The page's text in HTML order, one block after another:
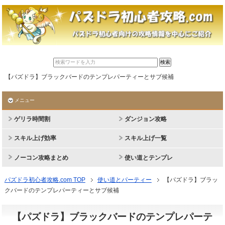
【パズドラ】ブラックバードのテンプレパーティーとサブ候補
メニュー
ゲリラ時間割 ダンジョン攻略
スキル上げ効率 スキル上げ一覧
ノーコン攻略まとめ 使い道とテンプレ
パズドラ初心者攻略.com TOP 使い道とパーティー
【パズドラ】ブラッ
クバードのテンプレパーティーとサブ候補
【パズドラ】ブラックバードのテンプレパーテ